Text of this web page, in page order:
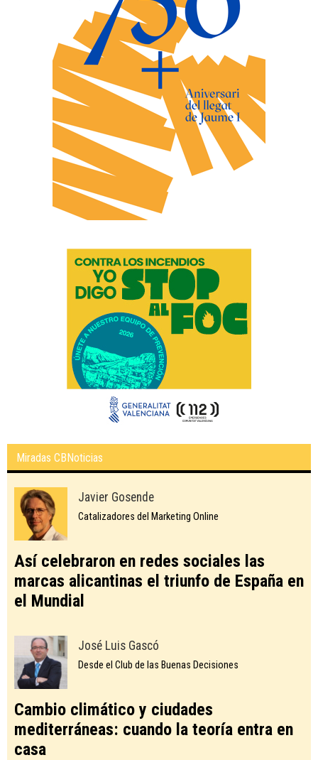
Miradas CBNoticias
Javier Gosende
Catalizadores del Marketing Online
Así celebraron en redes sociales las
marcas alicantinas el triunfo de España en
el Mundial
José Luis Gascó
Desde el Club de las Buenas Decisiones
Cambio climático y ciudades
mediterráneas: cuando la teoría entra en
casa